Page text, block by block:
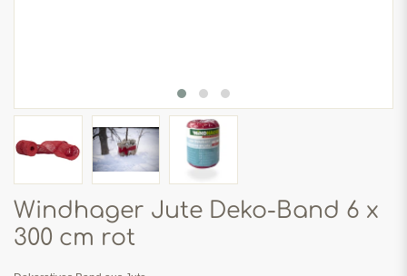
Windhager Jute Deko-Band 6 x
300 cm rot